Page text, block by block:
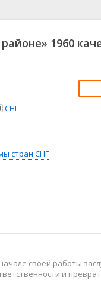
👨‍💼 Новости
🤠 Фильм-нуар
1960
СНГ
стран СНГ
своей работы
и